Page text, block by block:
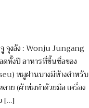
จุงอัง : Wonju Jungang
ทั้งปี อาหารที่ขึ้นชื่อของ
หมูฝานบางมีห้างสำหรับ
ย (ผ้าห่มทำด้วยมือ เครื่อง
[…]